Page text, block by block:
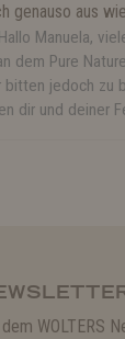
genauso aus
Manuela,
dem Pure
bitten jedoch zu
dir und deiner
WOLTERS